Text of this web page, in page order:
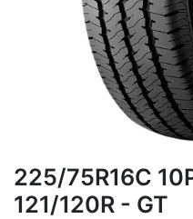
225/75R16C
121/120R - GT